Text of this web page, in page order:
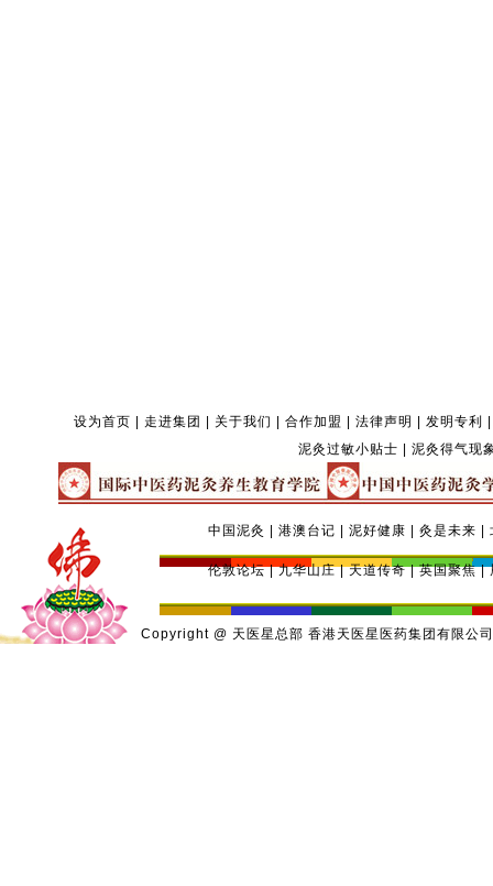
设为首页 走进集团 关于我们 合作加盟 法律声明 发明专利
泥灸过敏小贴士
泥灸得气现
中国泥灸 港澳台记 泥好健康 灸是未来
伦敦论坛|九华山庄|天道传奇|英国聚焦|
Copyright @ 天医星总部 香港天医星医药集团有限公司